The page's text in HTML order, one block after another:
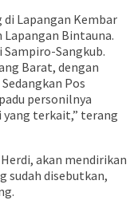
Lapangan Kembar
Bintauna.
Sampiro-Sangkub.
Barat, dengan
Pos
personilnya
terkait,” terang
akan mendirikan
sudah disebutkan,